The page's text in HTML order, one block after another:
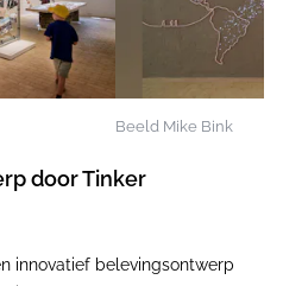
Beeld Mike Bink
door Tinker
innovatief belevingsontwerp